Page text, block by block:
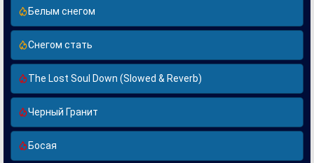
Белым снегом
Снегом стать
The Lost Soul Down (Slowed & Reverb)
Черный Гранит
Босая